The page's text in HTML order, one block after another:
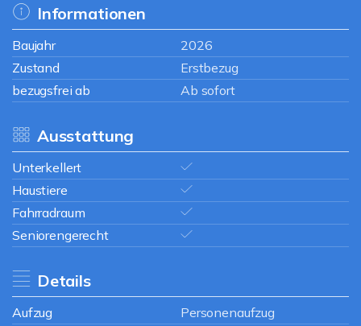
Informationen
Baujahr
2026
Zustand
Erstbezug
bezugsfrei ab
Ab sofort
Ausstattung
Unterkellert
Haustiere
Fahrradraum
Seniorengerecht
Details
Aufzug
Personenaufzug